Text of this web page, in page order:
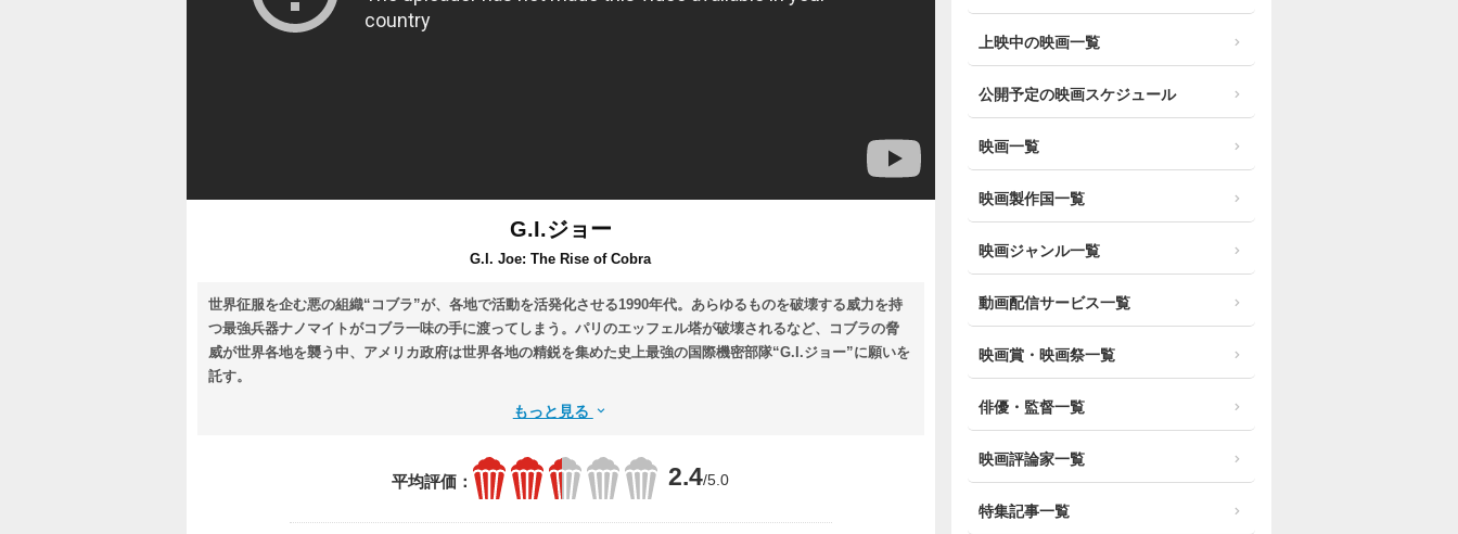
G.I.ジョー
G.I. Joe: The Rise of Cobra
世界征服を企む悪の組織“コブラ”が、各地で活動を活発化させる1990年代。あらゆるものを破壊する威力を持
つ最強兵器ナノマイトがコブラ一味の手に渡ってしまう。パリのエッフェル塔が破壊されるなど、コブラの脅
威が世界各地を襲う中、アメリカ政府は世界各地の精鋭を集めた史上最強の国際機密部隊“G.I.ジョー”に願いを
託す。
もっと見る
平均評価： 2.4/5.0
上映中の映画一覧
公開予定の映画スケジュール
映画一覧
映画製作国一覧
映画ジャンル一覧
動画配信サービス一覧
映画賞・映画祭一覧
俳優・監督一覧
映画評論家一覧
特集記事一覧